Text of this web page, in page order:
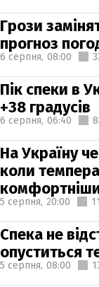
Грози
прогноз
6 серпня, 08:00
Пік спеки в
+38 градусів
6 серпня, 06:40
На Україну
коли
5 серпня, 20:00
Спека не
опуститься
5 серпня, 08:00